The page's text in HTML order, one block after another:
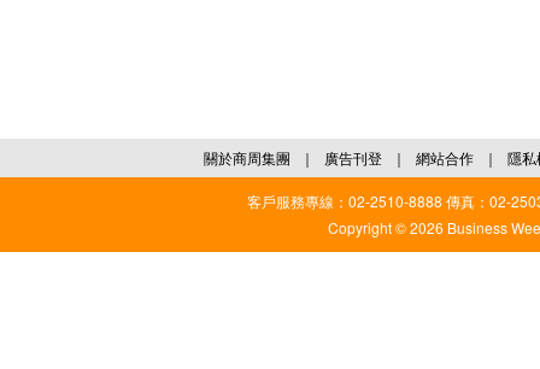
關於商周集團 ｜ 廣告刊登 ｜ 網站合作 ｜ 隱私
客戶服務專線：02-2510-8888 傳真：02-
Copyright © 2026 Business